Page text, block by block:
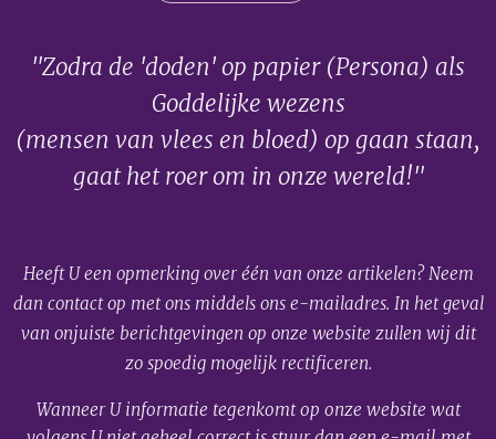
"Zodra de 'doden' op papier (Persona) als
Goddelijke wezens
(mensen van vlees en bloed) op gaan staan,
gaat het roer om in onze wereld!"
Heeft U een opmerking over één van onze artikelen? Neem
dan contact op met ons middels ons e-mailadres. In het geval
van onjuiste berichtgevingen op onze website zullen wij dit
zo spoedig mogelijk rectificeren.
Wanneer U informatie tegenkomt op onze website wat